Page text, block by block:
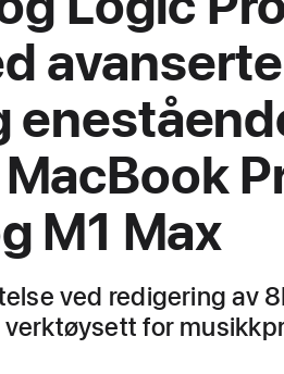
M1 Max
ved redigering av
for